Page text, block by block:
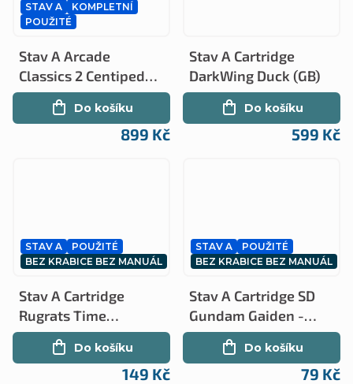
STAV A
KOMPLETNÍ
POUŽITÉ
Stav A Arcade
Classics 2 Centipede +
Millipede kompletní
899 Kč
Do košíku
Stav A Cartridge
DarkWing Duck (GB)
599 Kč
Do košíku
STAV A
POUŽITÉ
BEZ KRABICE BEZ MANUÁL
Stav A Cartridge
Rugrats Time
Travelers (GB)
149 Kč
Do košíku
STAV A
POUŽITÉ
BEZ KRABICE BEZ MANUÁL
Stav A Cartridge SD
Gundam Gaiden -
Sengokuden JAP (GB)
79 Kč
Do košíku